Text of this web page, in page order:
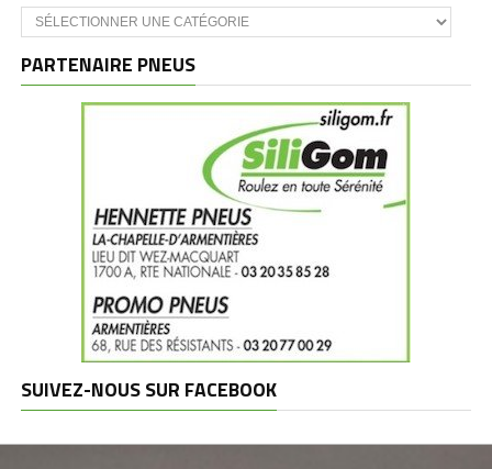
Catégories
et
PARTENAIRE PNEUS
SUIVEZ-NOUS SUR FACEBOOK